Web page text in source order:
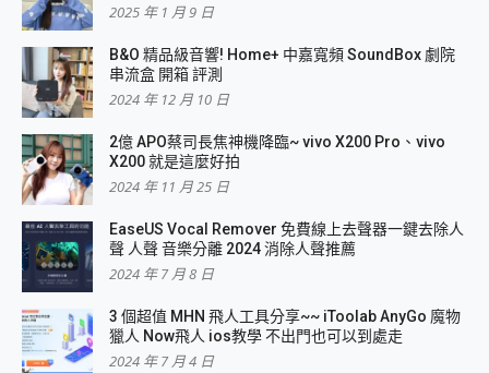
2025 年 1 月 9 日
B&O 精品級音響! Home+ 中嘉寬頻 SoundBox 劇院
串流盒 開箱 評測
2024 年 12 月 10 日
2億 APO蔡司長焦神機降臨~ vivo X200 Pro、vivo
X200 就是這麼好拍
2024 年 11 月 25 日
EaseUS Vocal Remover 免費線上去聲器一鍵去除人
聲 人聲 音樂分離 2024 消除人聲推薦
2024 年 7 月 8 日
3 個超值 MHN 飛人工具分享~~ iToolab AnyGo 魔物
獵人 Now飛人 ios教學 不出門也可以到處走
2024 年 7 月 4 日